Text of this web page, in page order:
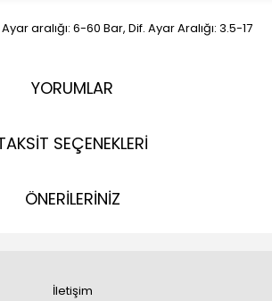
aralığı: 6-60 Bar, Dif. Ayar Aralığı: 3.5-17
YORUMLAR
SEÇENEKLERİ
ÖNERİLERİNİZ
İletişim